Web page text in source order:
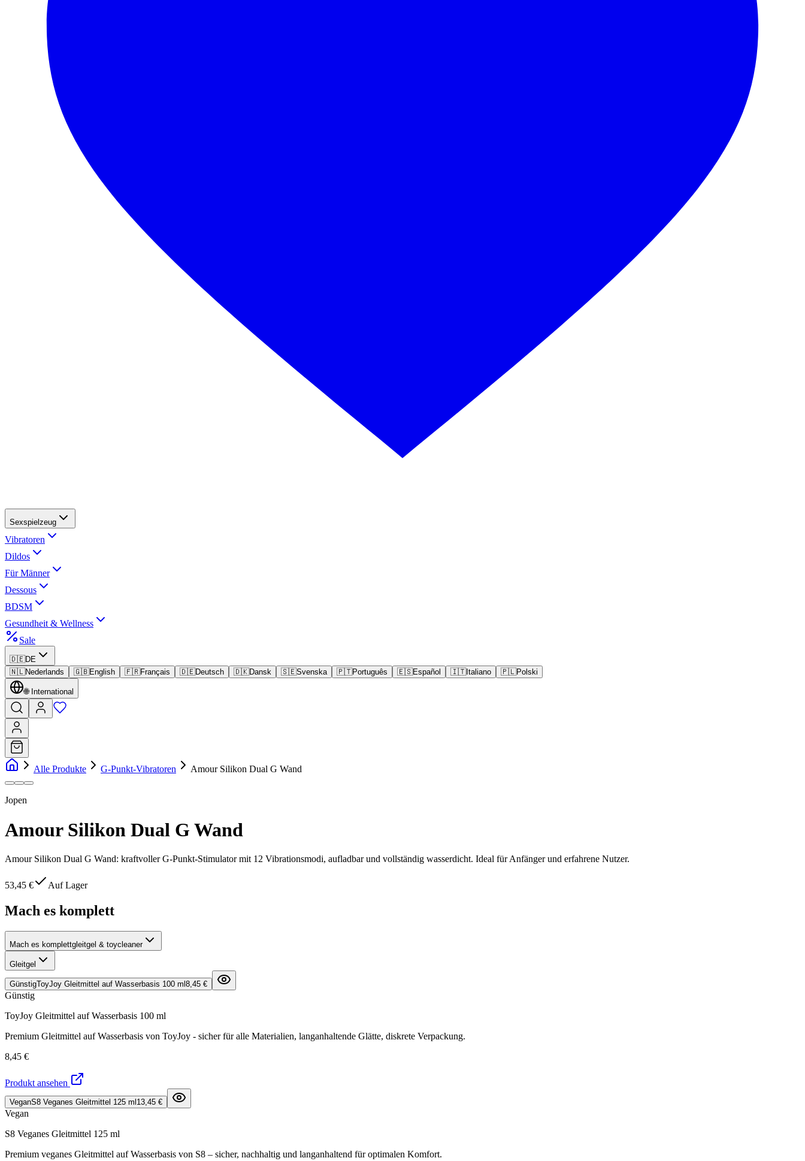
Sexspielzeug
Vibratoren
Dildos
Für Männer
Dessous
BDSM
Gesundheit & Wellness
Sale
🇩🇪DE
🇳🇱Nederlands 🇬🇧English 🇫🇷Français 🇩🇪Deutsch 🇩🇰Dansk 🇸🇪Svenska 🇵🇹Português 🇪🇸Español 🇮🇹Italiano 🇵🇱Polski
🌐 International
Alle Produkte G-Punkt-Vibratoren Amour Silikon Dual G Wand
Jopen
Amour Silikon Dual G Wand
Amour Silikon Dual G Wand: kraftvoller G-Punkt-Stimulator mit 12 Vibrationsmodi, aufladbar und vollständig wasserdicht. Ideal für Anfänger und erfahrene Nutzer.
53,45 € Auf Lager
Mach es komplett
Mach es komplettgleitgel & toycleaner
Gleitgel
GünstigToyJoy Gleitmittel auf Wasserbasis 100 ml 8,45 €
Günstig
ToyJoy Gleitmittel auf Wasserbasis 100 ml
Premium Gleitmittel auf Wasserbasis von ToyJoy - sicher für alle Materialien, langanhaltende Glätte, diskrete Verpackung.
8,45 €
Produkt ansehen
VeganS8 Veganes Gleitmittel 125 ml 13,45 €
Vegan
S8 Veganes Gleitmittel 125 ml
Premium veganes Gleitmittel auf Wasserbasis von S8 – sicher, nachhaltig und langanhaltend für optimalen Komfort.